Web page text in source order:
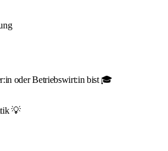
oder Betriebswirt:in bist 🎓
💡